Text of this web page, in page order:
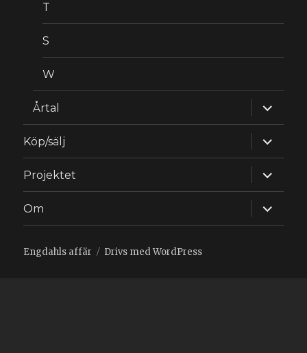
T
S
W
Årtal
Köp/sälj
Projektet
Om
Engdahls affär Drivs med WordPress